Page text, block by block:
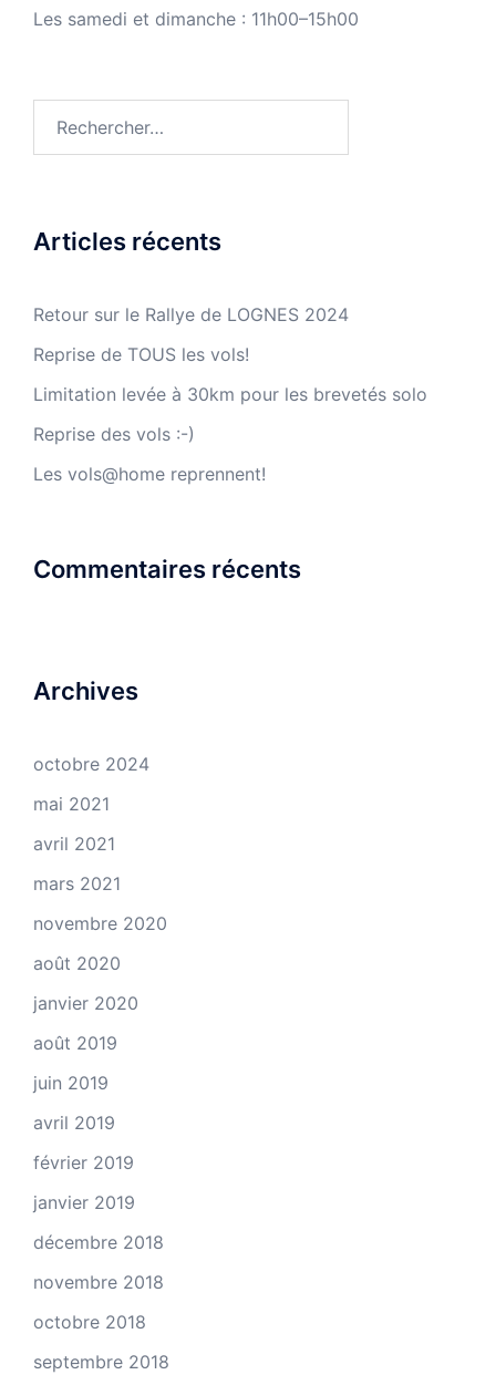
Les samedi et dimanche : 11h00–15h00
Articles récents
Retour sur le Rallye de LOGNES 2024
Reprise de TOUS les vols!
Limitation levée à 30km pour les brevetés solo
Reprise des vols :-)
Les vols@home reprennent!
Commentaires récents
Archives
octobre 2024
mai 2021
avril 2021
mars 2021
novembre 2020
août 2020
janvier 2020
août 2019
juin 2019
avril 2019
février 2019
janvier 2019
décembre 2018
novembre 2018
octobre 2018
septembre 2018